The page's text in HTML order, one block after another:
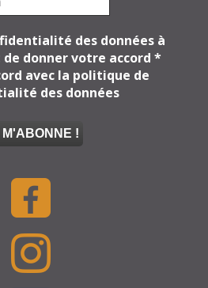
des données à
donner votre accord *
avec la politique de
des données